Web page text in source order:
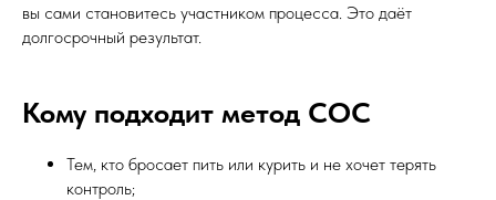
вы сами становитесь участником процесса. Это даёт
долгосрочный результат.
Кому подходит метод СОС
Тем, кто бросает пить или курить и не хочет терять
контроль;